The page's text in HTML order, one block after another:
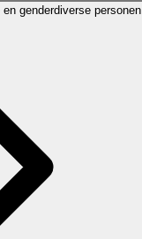
genderdiverse personen